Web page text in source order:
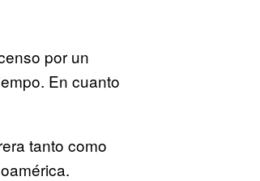
por un
En cuanto
tanto como